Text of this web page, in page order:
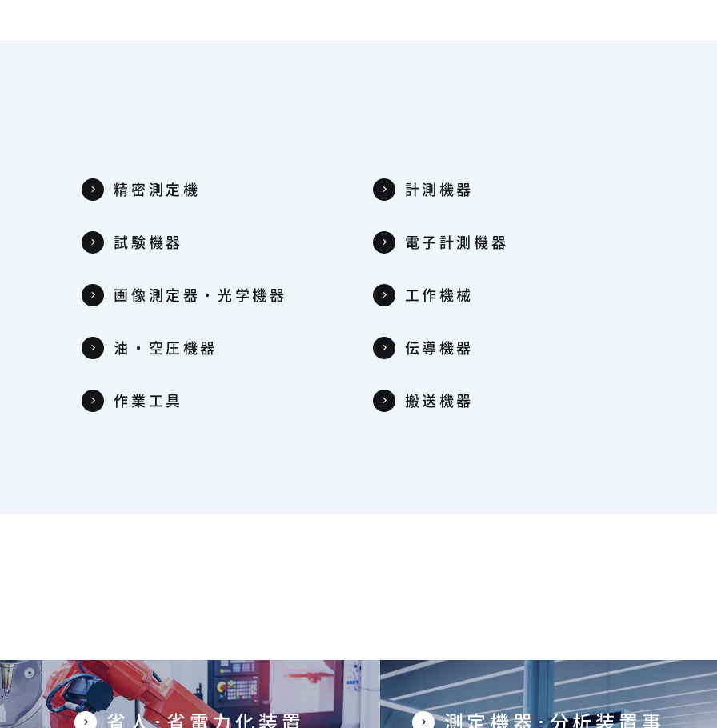
精密測定機 計測機器
試験機器 電子計測機器
画像測定器・光学機器 工作機械
油・空圧機器 伝導機器
作業工具 搬送機器
省人･省電力化装置 測定機器･分析装置事